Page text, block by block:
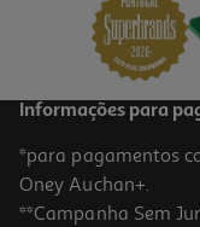
Informações para
*para pagamentos
Oney Auchan+.
**Campanha Sem